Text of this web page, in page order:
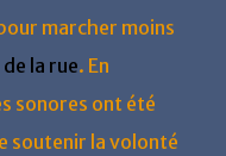
marcher moins
la rue. En
sonores ont été
soutenir la volonté